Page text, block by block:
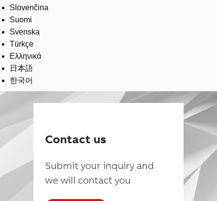
Slovenčina
Suomi
Svenska
Türkçe
Ελληνικά
日本語
한국어
Contact us
Submit your inquiry and
we will contact you